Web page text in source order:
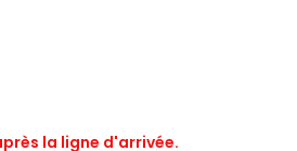
la ligne d'arrivée.